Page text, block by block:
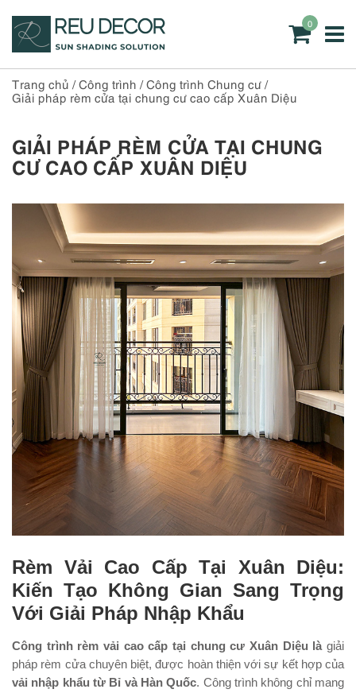
0
Trang chủ /Công trình /Công trình Chung cư /
Giải pháp rèm cửa tại chung cư cao cấp Xuân Diệu
GIẢI PHÁP RÈM CỬA TẠI CHUNG
CƯ CAO CẤP XUÂN DIỆU
Rèm Vải Cao Cấp Tại Xuân Diệu:
Kiến Tạo Không Gian Sang Trọng
Với Giải Pháp Nhập Khẩu
Công trình rèm vải cao cấp tại chung cư Xuân Diệu là giải
pháp rèm cửa chuyên biệt, được hoàn thiện với sự kết hợp của
vải nhập khẩu từ Bỉ và Hàn Quốc. Công trình không chỉ mang